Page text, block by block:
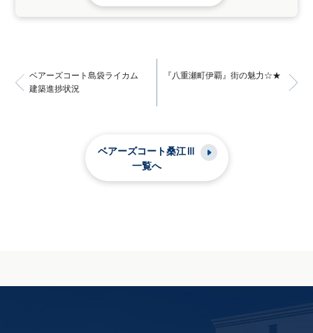
ベアーズコート島袋ライカム
建築進捗状況
『八重瀬町伊覇』街の魅力☆★
ベアーズコート桑江Ⅲ
一覧へ